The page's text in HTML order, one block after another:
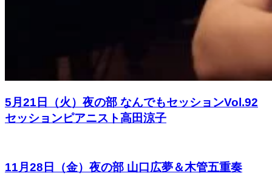
5月21日（火）夜の部 なんでもセッションVol.92
セッションピアニスト高田涼子
11月28日（金）夜の部 山口広夢＆木管五重奏